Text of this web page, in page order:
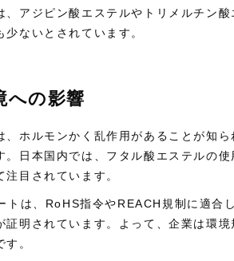
、アジピン酸エステルやトリメルチン
少ないとされています。
への影響
、ホルモンかく乱作用があることが知
。日本国内では、フタル酸エステルの
注目されています。
トは、RoHS指令やREACH規制に適合
証明されています。よって、企業は環
。